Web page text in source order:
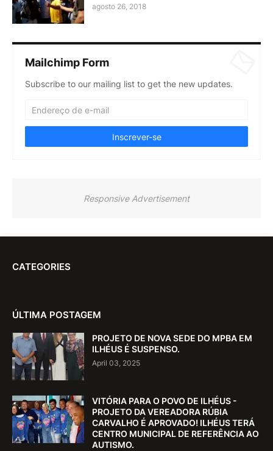
agosto 26, 2018
Mailchimp Form
Subscribe to our mailing list to get the new updates.
Responsive Advertisement
CATEGORIES
ÚLTIMA POSTAGEM
PROJETO DE NOVA SEDE DO MPBA EM
ILHÉUS É SUSPENSO.
April 03, 2025
VITÓRIA PARA O POVO DE ILHÉUS -
PROJETO DA VEREADORA RÚBIA
CARVALHO É APROVADO! ILHÉUS TERÁ
CENTRO MUNICIPAL DE REFERÊNCIA AO
AUTISMO.